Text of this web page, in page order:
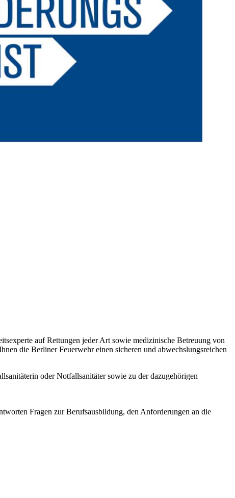
auf Rettungen jeder Art sowie medizinische Betreuung von
die Berliner Feuerwehr einen sicheren und abwechslungsreichen
oder Notfallsanitäter sowie zu der dazugehörigen
Fragen zur Berufsausbildung, den Anforderungen an die